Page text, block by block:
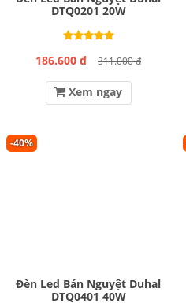
DTQ0201 20W
186.600 đ 311.000 đ
Xem ngay
-40%
Đèn Led Bán Nguyệt Duhal
DTQ0401 40W